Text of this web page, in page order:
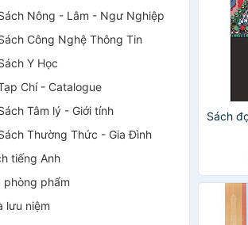
Nông - Lâm - Ngư Nghiệp
Công Nghệ Thông Tin
Y Học
Chí - Catalogue
Tâm lý - Giới tính
Thường Thức - Gia Đình
tiếng Anh
phòng phẩm
lưu niệm
Sách